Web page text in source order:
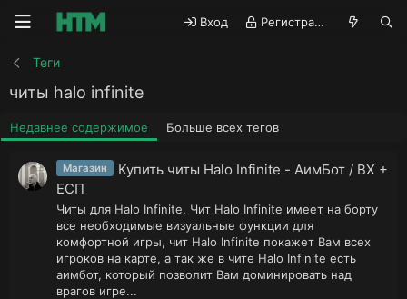
Вход Регистрация
Теги
читы halo infinite
Недавнее содержимое Больше всех тегов
Магазин
Купить читы Halo Infinite - АимБот / ВХ +
ЕСП
Читы для Halo Infinite. Чит Halo Infinite имеет на борту
все необходимые визуальные функции для
комфортной игры, чит Halo Infinite покажет Вам всех
игроков на карте, а так же в чите Halo Infinite есть
аимбот, который позволит Вам доминировать над
врагов игре...